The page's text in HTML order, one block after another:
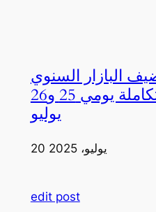
البازار السنوي
لجمعية الرعاية المتكاملة يومي 25 و26
يوليو
20 يوليو، 2025
edit post